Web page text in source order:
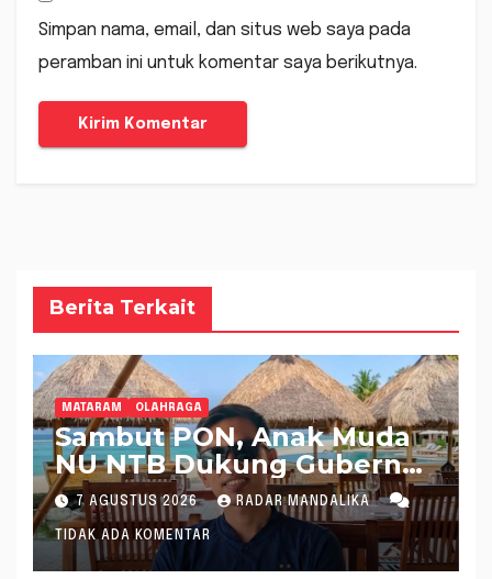
Simpan nama, email, dan situs web saya pada
peramban ini untuk komentar saya berikutnya.
Berita Terkait
MATARAM OLAHRAGA
Sambut PON, Anak Muda
NU NTB Dukung Gubernur
Pimpin KONI NTB
7 AGUSTUS 2026 RADAR MANDALIKA
TIDAK ADA KOMENTAR